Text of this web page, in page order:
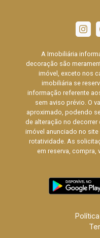
A Imobiliária
decoração são
imóvel, exceto nos
imobiliária se
informação referente
sem aviso prévio. O
aproximado, podendo
de alteração no decorrer
imóvel anunciado no
rotatividade. As
em reserva, compra,